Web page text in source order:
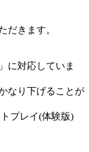
だきます。
に対応していま
なり下げることが
プレイ(体験版)